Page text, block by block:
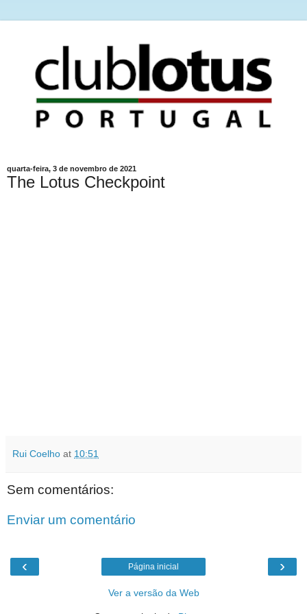
quarta-feira, 3 de novembro de 2021
The Lotus Checkpoint
Rui Coelho at 10:51
Sem comentários:
Enviar um comentário
‹ ›
Página inicial
Ver a versão da Web